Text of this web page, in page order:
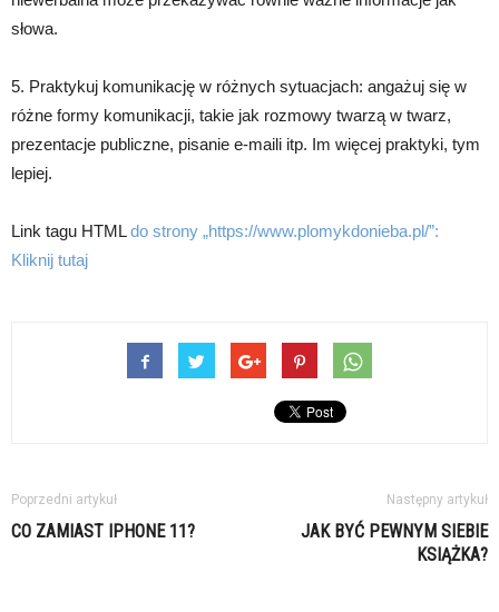
słowa.
5. Praktykuj komunikację w różnych sytuacjach: angażuj się w
różne formy komunikacji, takie jak rozmowy twarzą w twarz,
prezentacje publiczne, pisanie e-maili itp. Im więcej praktyki, tym
lepiej.
Link tagu HTMLdo strony „https://www.plomykdonieba.pl/”:
Kliknij tutaj
Poprzedni artykuł
CO ZAMIAST IPHONE 11?
Następny artykuł
JAK BYĆ PEWNYM SIEBIE
KSIĄŻKA?